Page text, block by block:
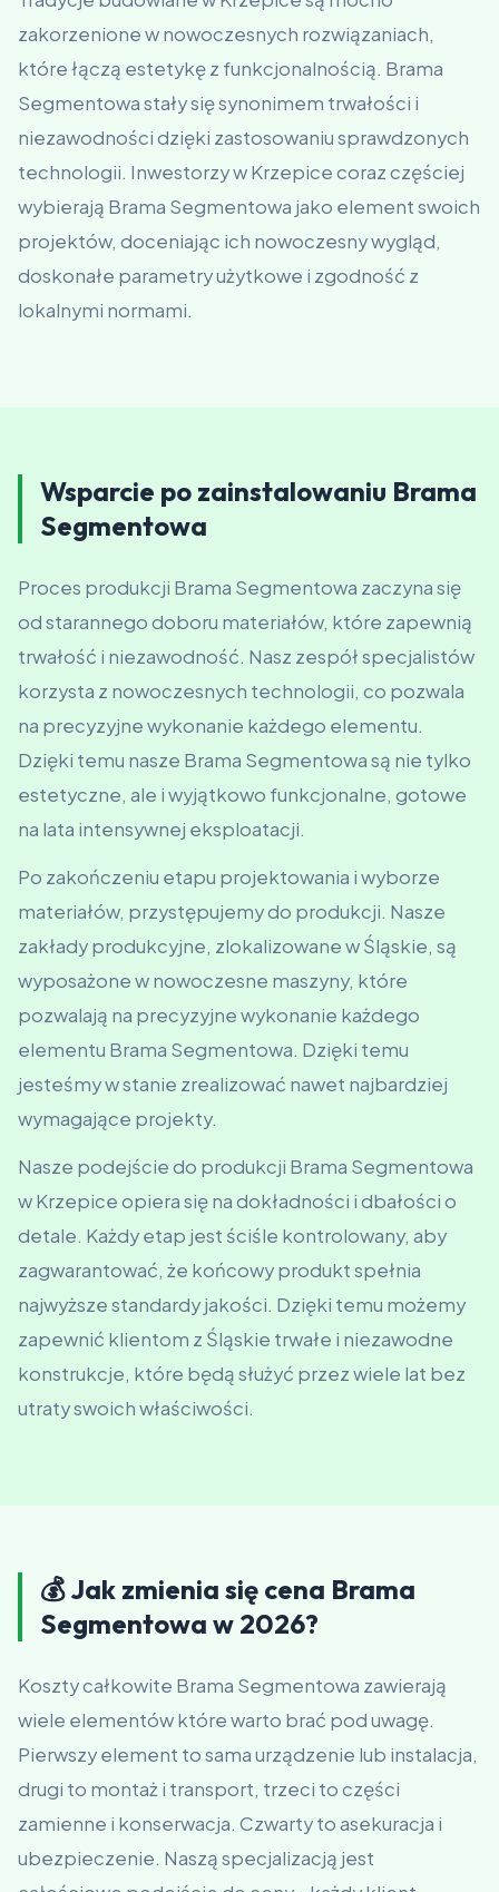
zakorzenione w nowoczesnych rozwiązaniach,
które łączą estetykę z funkcjonalnością. Brama
Segmentowa stały się synonimem trwałości i
niezawodności dzięki zastosowaniu sprawdzonych
technologii. Inwestorzy w Krzepice coraz częściej
wybierają Brama Segmentowa jako element swoich
projektów, doceniając ich nowoczesny wygląd,
doskonałe parametry użytkowe i zgodność z
lokalnymi normami.
Wsparcie po zainstalowaniu Brama
Segmentowa
Proces produkcji Brama Segmentowa zaczyna się
od starannego doboru materiałów, które zapewnią
trwałość i niezawodność. Nasz zespół specjalistów
korzysta z nowoczesnych technologii, co pozwala
na precyzyjne wykonanie każdego elementu.
Dzięki temu nasze Brama Segmentowa są nie tylko
estetyczne, ale i wyjątkowo funkcjonalne, gotowe
na lata intensywnej eksploatacji.
Po zakończeniu etapu projektowania i wyborze
materiałów, przystępujemy do produkcji. Nasze
zakłady produkcyjne, zlokalizowane w Śląskie, są
wyposażone w nowoczesne maszyny, które
pozwalają na precyzyjne wykonanie każdego
elementu Brama Segmentowa. Dzięki temu
jesteśmy w stanie zrealizować nawet najbardziej
wymagające projekty.
Nasze podejście do produkcji Brama Segmentowa
w Krzepice opiera się na dokładności i dbałości o
detale. Każdy etap jest ściśle kontrolowany, aby
zagwarantować, że końcowy produkt spełnia
najwyższe standardy jakości. Dzięki temu możemy
zapewnić klientom z Śląskie trwałe i niezawodne
konstrukcje, które będą służyć przez wiele lat bez
utraty swoich właściwości.
💰 Jak zmienia się cena Brama
Segmentowa w 2026?
Koszty całkowite Brama Segmentowa zawierają
wiele elementów które warto brać pod uwagę.
Pierwszy element to sama urządzenie lub instalacja,
drugi to montaż i transport, trzeci to części
zamienne i konserwacja. Czwarty to asekuracja i
ubezpieczenie. Naszą specjalizacją jest